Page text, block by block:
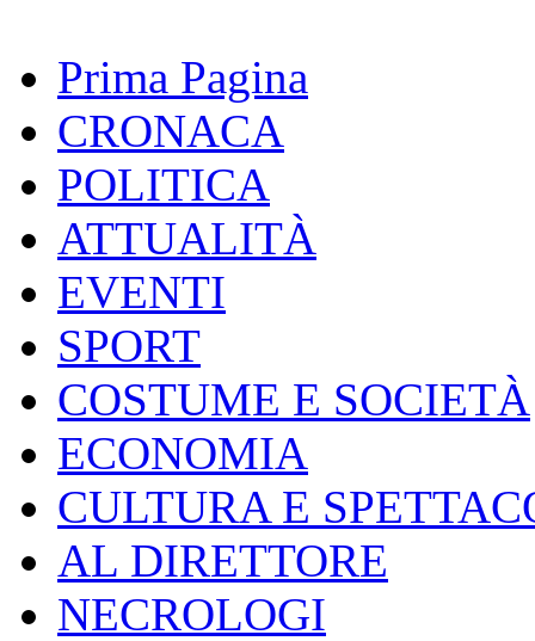
Prima Pagina
CRONACA
POLITICA
ATTUALITÀ
EVENTI
SPORT
COSTUME E SOCIETÀ
ECONOMIA
CULTURA E
AL DIRETTORE
NECROLOGI